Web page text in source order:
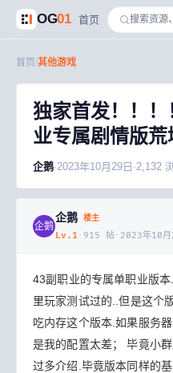
OG01 首页
首页 其他游戏
独家首发！！
业专属剧情版
企鹅·2023年10月29日 ·2,132
企鹅
企鹅 楼主
Lv. 1 · 915 帖 · 2023年10
43副职业的专属单职业版
里玩家测试过的..但是这个
吃内存这个版本.如果服务
是我的配置太差； 毕竟小
过多介绍.毕竟版本同样的